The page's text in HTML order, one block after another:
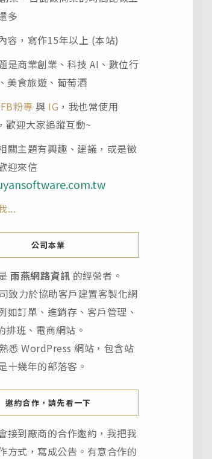
多
容，寫作15年以上 (本站)
是商業創業、科技 AI、數位行
美食旅遊、葡萄酒
FB粉專 與 IG ，我也常使用
，歡迎大家追蹤互動~
關主題有興趣、建議，或是徵
迎來信
...
公司本業
雨燕網路資訊 的經營者。
致力於協助客戶建置客製化網
如訂單、進銷存、客戶管理、
排班、電商網站。
悉 WordPress 網站，包含站
十幾年的部落客。
邀約合作，請先看一下
接到廠商的合作邀約，我把我
方式，寫成公告。有意合作的